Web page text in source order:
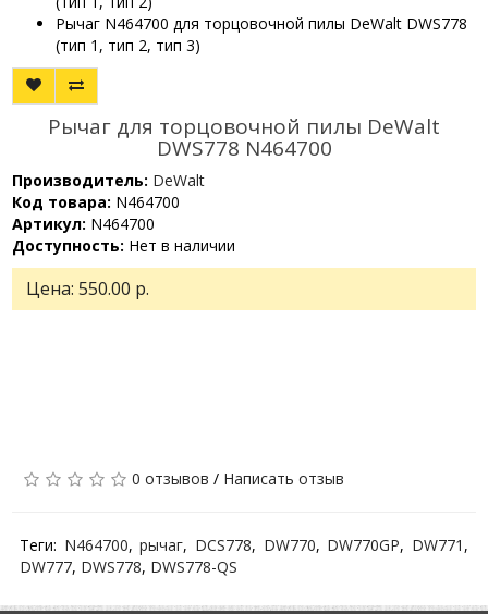
Рычаг N464700 для торцовочной пилы DeWalt DWS778
(тип 1, тип 2, тип 3)
Рычаг для торцовочной пилы DeWalt
DWS778 N464700
Производитель: DeWalt
Код товара: N464700
Артикул: N464700
Доступность: Нет в наличии
Цена: 550.00 р.
0 отзывов / Написать отзыв
Теги: N464700,рычаг, DCS778, DW770, DW770GP, DW771 ,
DW777, DWS778, DWS778-QS